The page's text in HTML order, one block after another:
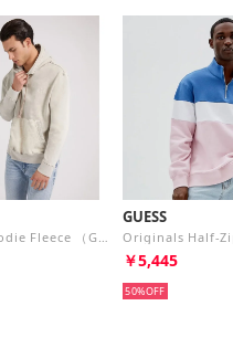
Rufin Hoodie Fleece （G9L9） パーカー
GUESS
￥5,445
50%